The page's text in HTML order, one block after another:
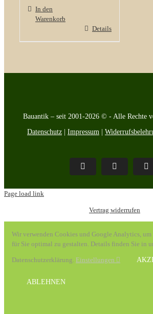
In den
Warenkorb
Details
Bauantik – seit 2001-2026 © - Alle Rechte
Datenschutz | Impressum |
Pinterest Facebook
Page load link
Vertrag widerrufen
Wir verwenden Cookies und Google Analytics, um
für Sie optimal zu gestalten. Details finden Sie in
Datenschutzerklärung. Einstellungen
ABLEHNEN